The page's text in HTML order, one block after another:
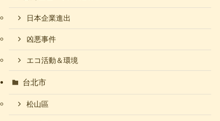
日本企業進出
凶悪事件
エコ活動＆環境
台北市
松山區